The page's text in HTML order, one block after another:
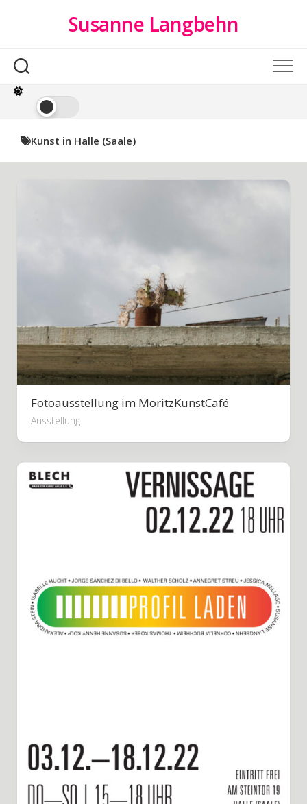
Susanne Langbehn
Kunst in Halle (Saale)
Fotoausstellung im MoritzKunstCafé
Ausstellung